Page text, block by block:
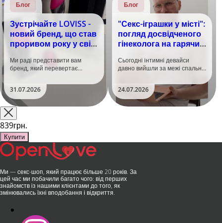
Блог
Зустрічайте LOVISS -
новий бренд, що став
проривом року у світі
Ми раді представити вам
бренд, який перевертає
та вже встиг стати сенсацією
на міжнародній виставці API
Shanghai-2026!​LOVISS - це
поєднання унікальної естетики
та бездога..
31.07.2026
Блог
"Секс-іграшки у місті":
погляд досвідченого
гінеколога на гарячий
Сьогодні інтимні девайси
давно вийшли за межі спальні.
безшумні моторчики та
стильний дизайн перетворили
їх на гаджет, який багато хто
використовує, тестує у
24.07.2026
839грн.
Купити
Ми — секс-шоп, який працює більше 20 років. За
цей час ми побачили багато чого: від перших
знайомств із нашими клієнтами до того, як
змінювались їхні вподобання і відкриття.